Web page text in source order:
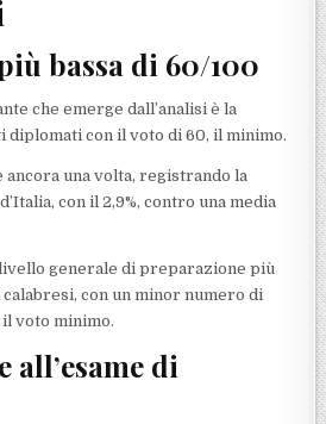
bassa di 60/100
che emerge dall’analisi è la
diplomati con il voto di 60, il minimo.
ancora una volta, registrando la
con il 2,9%, contro una media
generale di preparazione più
con un minor numero di
voto minimo.
all’esame di